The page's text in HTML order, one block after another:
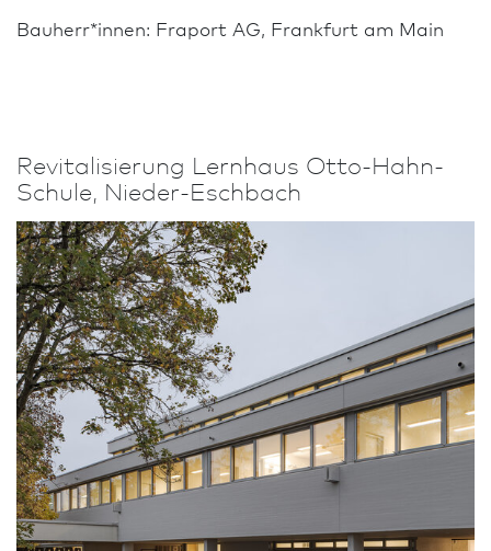
Bauherr*innen: Fraport AG, Frank­furt am Main
Revitalisierung Lernhaus Otto-Hahn-
Schule, Nieder-Eschbach